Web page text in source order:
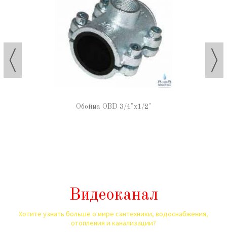
Обойма OBD 3/4"х1/2"
Видеоканал
Хотите узнать больше о мире сантехники, водоснабжения,
отопления и канализации?